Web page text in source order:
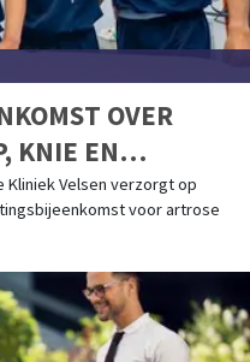
OVER
KNIE EN
KLINIEK VELSEN
Velsen verzorgt op
voor artrose